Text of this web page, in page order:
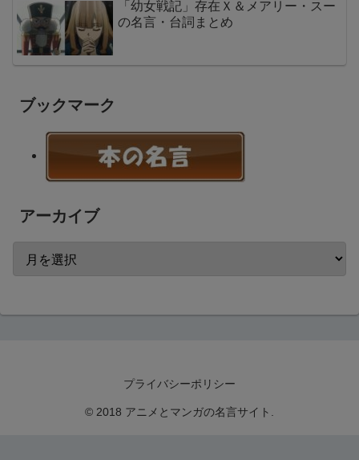
「幼女戦記」存在Ｘ＆メアリー・スー
の名言・台詞まとめ
ブックマーク
アーカイブ
プライバシーポリシー
© 2018 アニメとマンガの名言サイト.